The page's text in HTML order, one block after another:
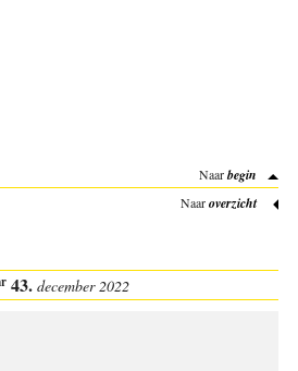
Naarbegin
Naaroverzicht
43. december 2022